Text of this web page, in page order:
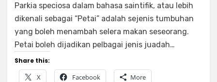
Khasiat
Petai
Untuk
Diri
Parkia speciosa dalam bahasa saintifik, atau lebih
dikenali sebagai “Petai” adalah sejenis tumbuhan
yang boleh menambah selera makan seseorang.
Petai boleh dijadikan pelbagai jenis juadah…
Share this:
X Facebook More